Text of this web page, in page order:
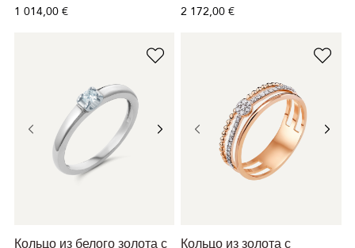
1 014,00 € 2 172,00 €
Кольцо из белого золота с
Кольцо из золота с